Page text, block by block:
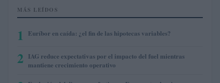
MÁS LEÍDOS
1 Euríbor en caída: ¿el fin de las hipotecas variables?
2 IAG reduce expectativas por el impacto del fuel mientras
mantiene crecimiento operativo